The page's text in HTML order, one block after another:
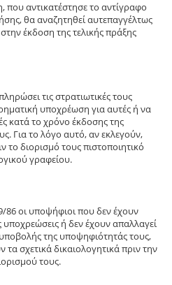
αντικατέστησε το αντίγραφο
θα αναζητηθεί αυτεπαγγέλτως
έκδοση της τελικής πράξης
τις στρατιωτικές τους
υποχρέωση για αυτές ή να
κατά το χρόνο έκδοσης της
Για το λόγο αυτό, αν εκλεγούν,
διορισμό τους πιστοποιητικό
γραφείου.
οι υποψήφιοι που δεν έχουν
υποχρεώσεις ή δεν έχουν απαλλαγεί
της υποψηφιότητάς τους,
σχετικά δικαιολογητικά πριν την
τους.